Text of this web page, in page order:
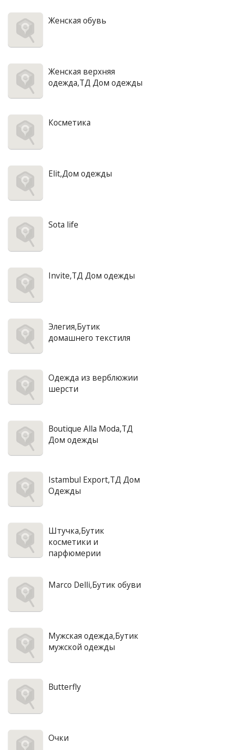
Женская обувь
Женская верхняя
одежда,ТД Дом одежды
Косметика
Elit,Дом одежды
Sota life
Invite,ТД Дом одежды
Элегия,Бутик
домашнего текстиля
Одежда из верблюжии
шерсти
Boutique Alla Moda,ТД
Дом одежды
Istambul Export,ТД Дом
Одежды
Штучка,Бутик
косметики и
парфюмерии
Marco Delli,Бутик обуви
Мужская одежда,Бутик
мужской одежды
Butterfly
Очки